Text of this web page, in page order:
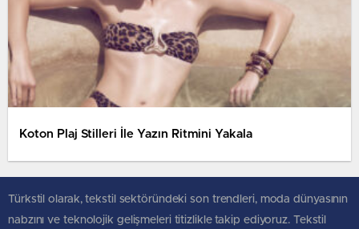
Koton Plaj Stilleri İle Yazın Ritmini Yakala
Türkstil olarak, tekstil sektöründeki son trendleri, moda dünyasının
nabzını ve teknolojik gelişmeleri titizlikle takip ediyoruz. Tekstil